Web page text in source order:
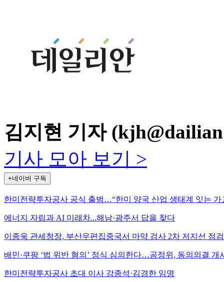
김지현 기자
기사 모아 보기 >
+네이버 구독
한미전략투자공사 공식 출범…“한미 양국 산업 생태계 잇는 가
에너지 자립과 AI 미래차...해남·광주서 답을 찾다
이종욱 관세청장, 부산우편집중국서 마약 검사 2차 저지선 점검
배민·쿠팡 ‘법 위반 혐의’ 정식 심의한다…공정위, 동의의결 개
한미전략투자공사 초대 이사 강종석·김경한 임명